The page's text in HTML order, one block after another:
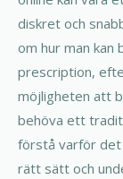
diskret och
om hur man kan
prescription,
möjligheten att
behöva ett
förstå varför det
rätt sätt och